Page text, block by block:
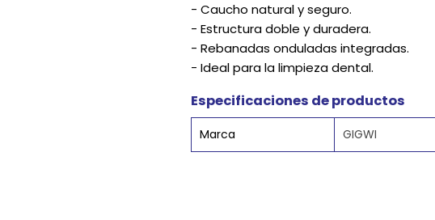
- Caucho natural y seguro.
- Estructura doble y duradera.
- Rebanadas onduladas integradas.
- Ideal para la limpieza dental.
Especificaciones de productos
Marca GIGWI